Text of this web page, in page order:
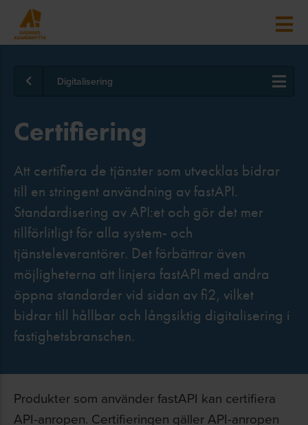
Digitalisering
Certifiering
Att certifiera de tjänster som utvecklas bidrar
till en stringent användning av fastAPI.
Standardisering av API:et och gör det mer
tillförlitligt för alla system- och
tjänsteleverantörer. Det förbättrar även
möjligheterna att linjera fastAPI med andra
öppna standarder vid sidan av fi2, vilket
bidrar till hållbar och långsiktig digitalisering i
fastighetsbranschen.
Produkter som använder fastAPI kan certifiera
API-anropen. Certifieringen gäller API-anropen